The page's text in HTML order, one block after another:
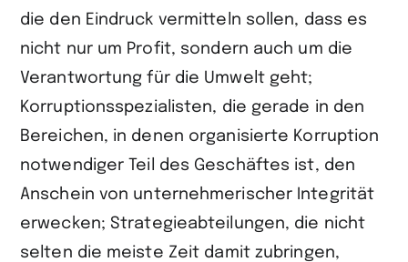
die den Eindruck vermitteln sollen, dass es
nicht nur um Profit, sondern auch um die
Verantwortung für die Umwelt geht;
Korruptionsspezialisten, die gerade in den
Bereichen, in denen organisierte Korruption
notwendiger Teil des Geschäftes ist, den
Anschein von unternehmerischer Integrität
erwecken; Strategieabteilungen, die nicht
selten die meiste Zeit damit zubringen,